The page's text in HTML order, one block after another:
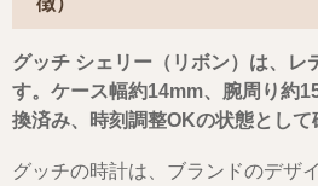
グッチ シェリー（リボン）は、レ
す。ケース幅約14mm、腕周り約
換済み、時刻調整OKの状態として
グッチの時計は、ブランドのデザ